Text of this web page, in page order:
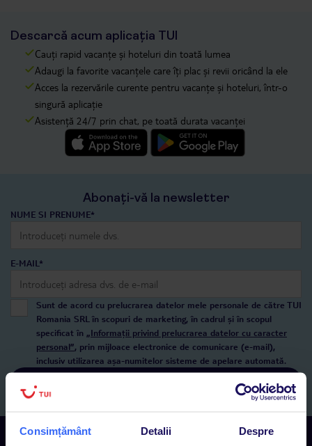
Consimțământ Detalii Despre
Descarcă acum aplicația TUI
Cauți rapid vacanțe și hoteluri din toată lumea
Adaugi la favorite vacanțele care îți plac și revii oricând la ele
Acces la rezervările curente pentru vacanțe și hoteluri, într-o
singură aplicație
Asistență 24/7 prin chat, pe toată durata vacanței
Abonați-vă la newsletter
NUME SI PRENUME*
E-MAIL*
Sunt de acord cu prelucrarea datelor mele personale de către TUI
Romania SRL în scopuri de marketing, în cadrul și în scopul
specificat în „Informații privind prelucrarea datelor cu caracter
personal”, prin mijloace electronice de comunicare (e-mail),
inclusiv utilizarea așa-numitelor sisteme de apelare automată.